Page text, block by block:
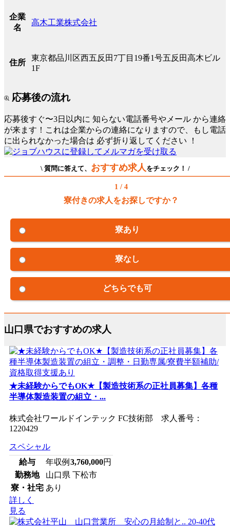
企業
名
高木工業株式会社
住所
東京都品川区西五反田7丁目19番1号五反田高木ビル
1F
応募後の流れ
応募後すぐ〜3日以内に 知らない電話番号やメール から連絡
が来ます！これは企業からの連絡になりますので、もし電話
に出られなかった場合は 必ず折り返してください ！
\ 質問に答えて、 おすすめ求人 をチェック！ /
1 / 4
寮付きの求人をお探しですか？
寮あり
寮なし
どちらでも可
山口県でおすすめの求人
★未経験からでもOK★【製造技術系の正社員募集】各種
半導体製造装置の組立・...
株式会社ワールドインテック FC技術部 求人番号：
1220429
スペシャル
給与
年収例 3,760,000円
勤務地
山口県 下松市
寮・社宅 あり
詳しく
見る